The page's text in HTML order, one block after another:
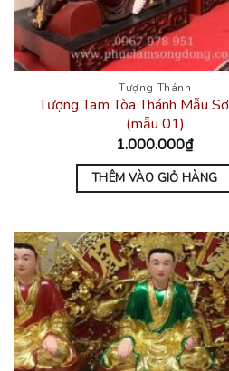
Tượng Thánh
Tượng Tam Tòa Thánh Mẫu
(mẫu 01)
1.000.000₫
THÊM VÀO GIỎ HÀNG